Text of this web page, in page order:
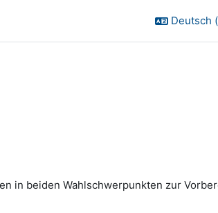
Deutsch
in beiden Wahlschwerpunkten zur